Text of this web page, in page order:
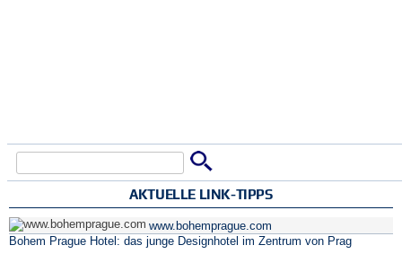
AKTUELLE LINK-TIPPS
www.bohemprague.com
Bohem Prague Hotel: das junge Designhotel im Zentrum von Prag